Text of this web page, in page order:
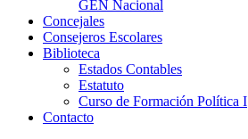
GEN Nacional
Concejales
Consejeros Escolares
Biblioteca
Estados Contables
Estatuto
Curso de Formación Política I
Contacto